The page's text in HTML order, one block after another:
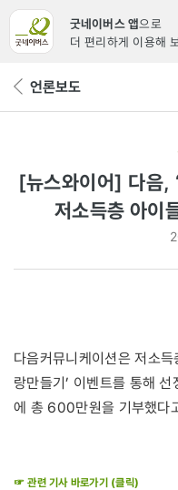
굿네이버스 앱으로
더 편리하게 이용해
뒤 언론보도
[뉴스와이어] 다음,
저소득층 아
다음커뮤니케이션은 저소
랑만들기’ 이벤트를 통해
에 총 600만원을 기부했다
☞ 관련 기사 바로가기 (클릭)